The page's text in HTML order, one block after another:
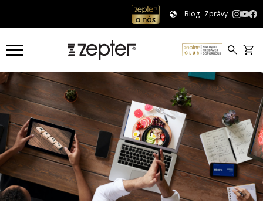
Blog Zprávy